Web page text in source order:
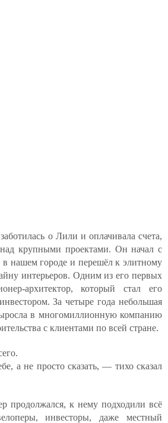
о Лили и оплачивала счета,
крупными проектами. Он начал с
в нашем городе и перешёл к элитному
интерьеров. Одним из его первых
архитектор, который стал его
За четыре года небольшая
в многомиллионную компанию
с клиентами по всей стране.
а не просто сказать, — тихо сказал
продолжался, к нему подходили всё
инвесторы, даже местный